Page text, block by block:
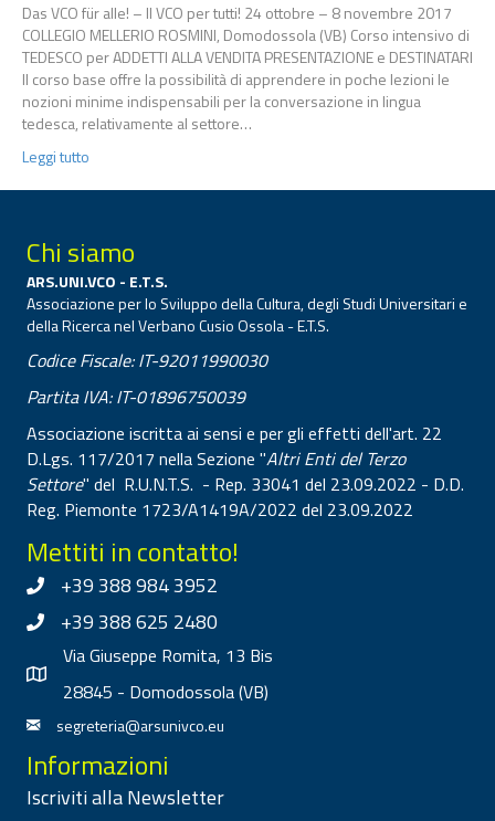
Das VCO für alle! – Il VCO per tutti! 24 ottobre – 8 novembre 2017
COLLEGIO MELLERIO ROSMINI, Domodossola (VB) Corso intensivo di
TEDESCO per ADDETTI ALLA VENDITA PRESENTAZIONE e DESTINATARI
Il corso base offre la possibilità di apprendere in poche lezioni le
nozioni minime indispensabili per la conversazione in lingua
tedesca, relativamente al settore…
Leggi tutto
Chi siamo
ARS.UNI.VCO - E.T.S.
Associazione per lo Sviluppo della Cultura, degli Studi Universitari e
della Ricerca nel Verbano Cusio Ossola - E.T.S.
Codice Fiscale: IT-92011990030
Partita IVA: IT-01896750039
Associazione iscritta ai sensi e per gli effetti dell'art. 22
D.Lgs. 117/2017 nella Sezione "Altri Enti del Terzo
Settore" del R.U.N.T.S. - Rep. 33041 del 23.09.2022 - D.D.
Reg. Piemonte 1723/A1419A/2022 del 23.09.2022
Mettiti in contatto!
+39 388 984 3952
+39 388 625 2480
Via Giuseppe Romita, 13 Bis
28845 - Domodossola (VB)
segreteria@arsunivco.eu
Informazioni
Iscriviti alla Newsletter